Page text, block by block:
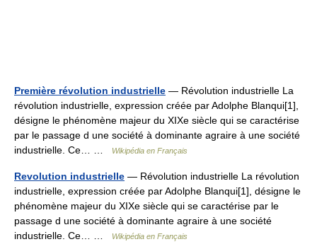
Première révolution industrielle — Révolution industrielle La
révolution industrielle, expression créée par Adolphe Blanqui[1],
désigne le phénomène majeur du XIXe siècle qui se caractérise
par le passage d une société à dominante agraire à une société
industrielle. Ce… …
Wikipédia en Français
Revolution industrielle — Révolution industrielle La révolution
industrielle, expression créée par Adolphe Blanqui[1], désigne le
phénomène majeur du XIXe siècle qui se caractérise par le
passage d une société à dominante agraire à une société
industrielle. Ce… …
Wikipédia en Français